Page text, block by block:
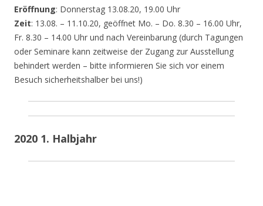
Eröffnung: Donnerstag 13.08.20, 19.00 Uhr
Zeit: 13.08. – 11.10.20, geöffnet Mo. – Do. 8.30 – 16.00 Uhr,
Fr. 8.30 – 14.00 Uhr und nach Vereinbarung (durch Tagungen
oder Seminare kann zeitweise der Zugang zur Ausstellung
behindert werden – bitte informieren Sie sich vor einem
Besuch sicherheitshalber bei uns!)
2020 1. Halbjahr